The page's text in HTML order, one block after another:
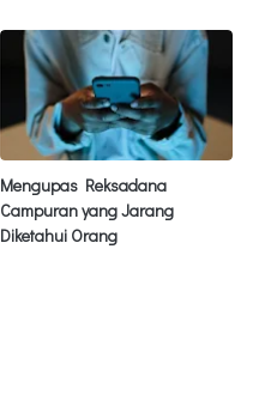
Mengupas Reksadana
Campuran yang Jarang
Diketahui Orang